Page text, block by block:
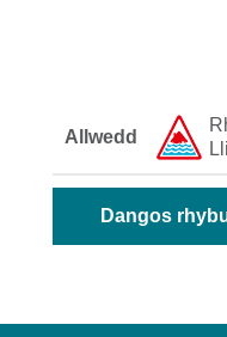
Allwedd
Dangos